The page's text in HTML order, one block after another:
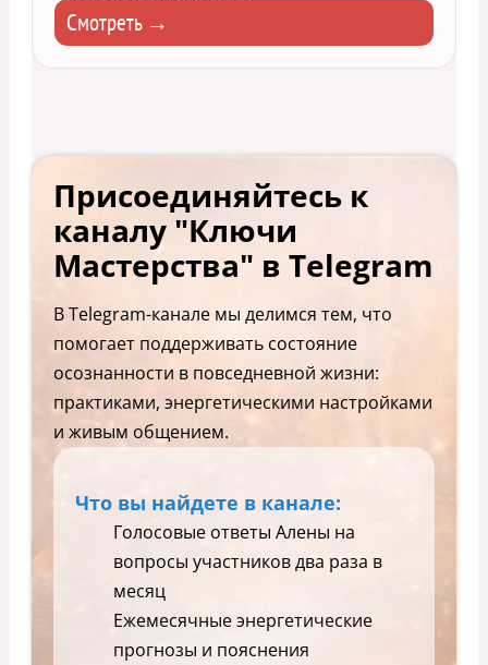
Смотреть →
Присоединяйтесь к
каналу "Ключи
Мастерства" в Telegram
В Telegram-канале мы делимся тем, что
помогает поддерживать состояние
осознанности в повседневной жизни:
практиками, энергетическими настройками
и живым общением.
Что вы найдете в канале:
Голосовые ответы Алены на
вопросы участников два раза в
месяц
Ежемесячные энергетические
прогнозы и пояснения